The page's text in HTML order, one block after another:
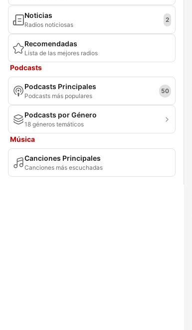
Noticias
Radios noticiosas
2
Recomendadas
Lista de las mejores radios
Podcasts
Podcasts Principales
Podcasts más populares
50
Podcasts por Género
18 géneros temáticos
Música
Canciones Principales
Canciones más escuchadas